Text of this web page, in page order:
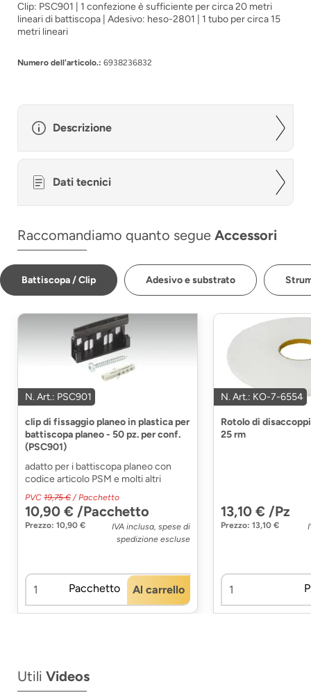
Clip: PSC901 | 1 confezione è sufficiente per circa 20 metri
lineari di battiscopa | Adesivo: heso-2801 | 1 tubo per circa 15
metri lineari
Numero dell'articolo.: 6938236832
Descrizione
Dati tecnici
Raccomandiamo quanto segue Accessori
Battiscopa / Clip Adesivo e substrato
N. Art.: PSC901
clip di fissaggio planeo in plastica per
battiscopa planeo - 50 pz. per conf.
(PSC901)
adatto per i battiscopa planeo con
codice articolo PSM e molti altri
PVC 19,75 € / Pacchetto
10,90 € /Pacchetto
Prezzo: 10,90 €
IVA inclusa, spese di
spedizione escluse
Pacchetto Al carrello
N. Art.: KO-7-6554
Rotolo di
25 rm
13,10 € /Pz
Prezzo: 13,10 €
Utili Videos